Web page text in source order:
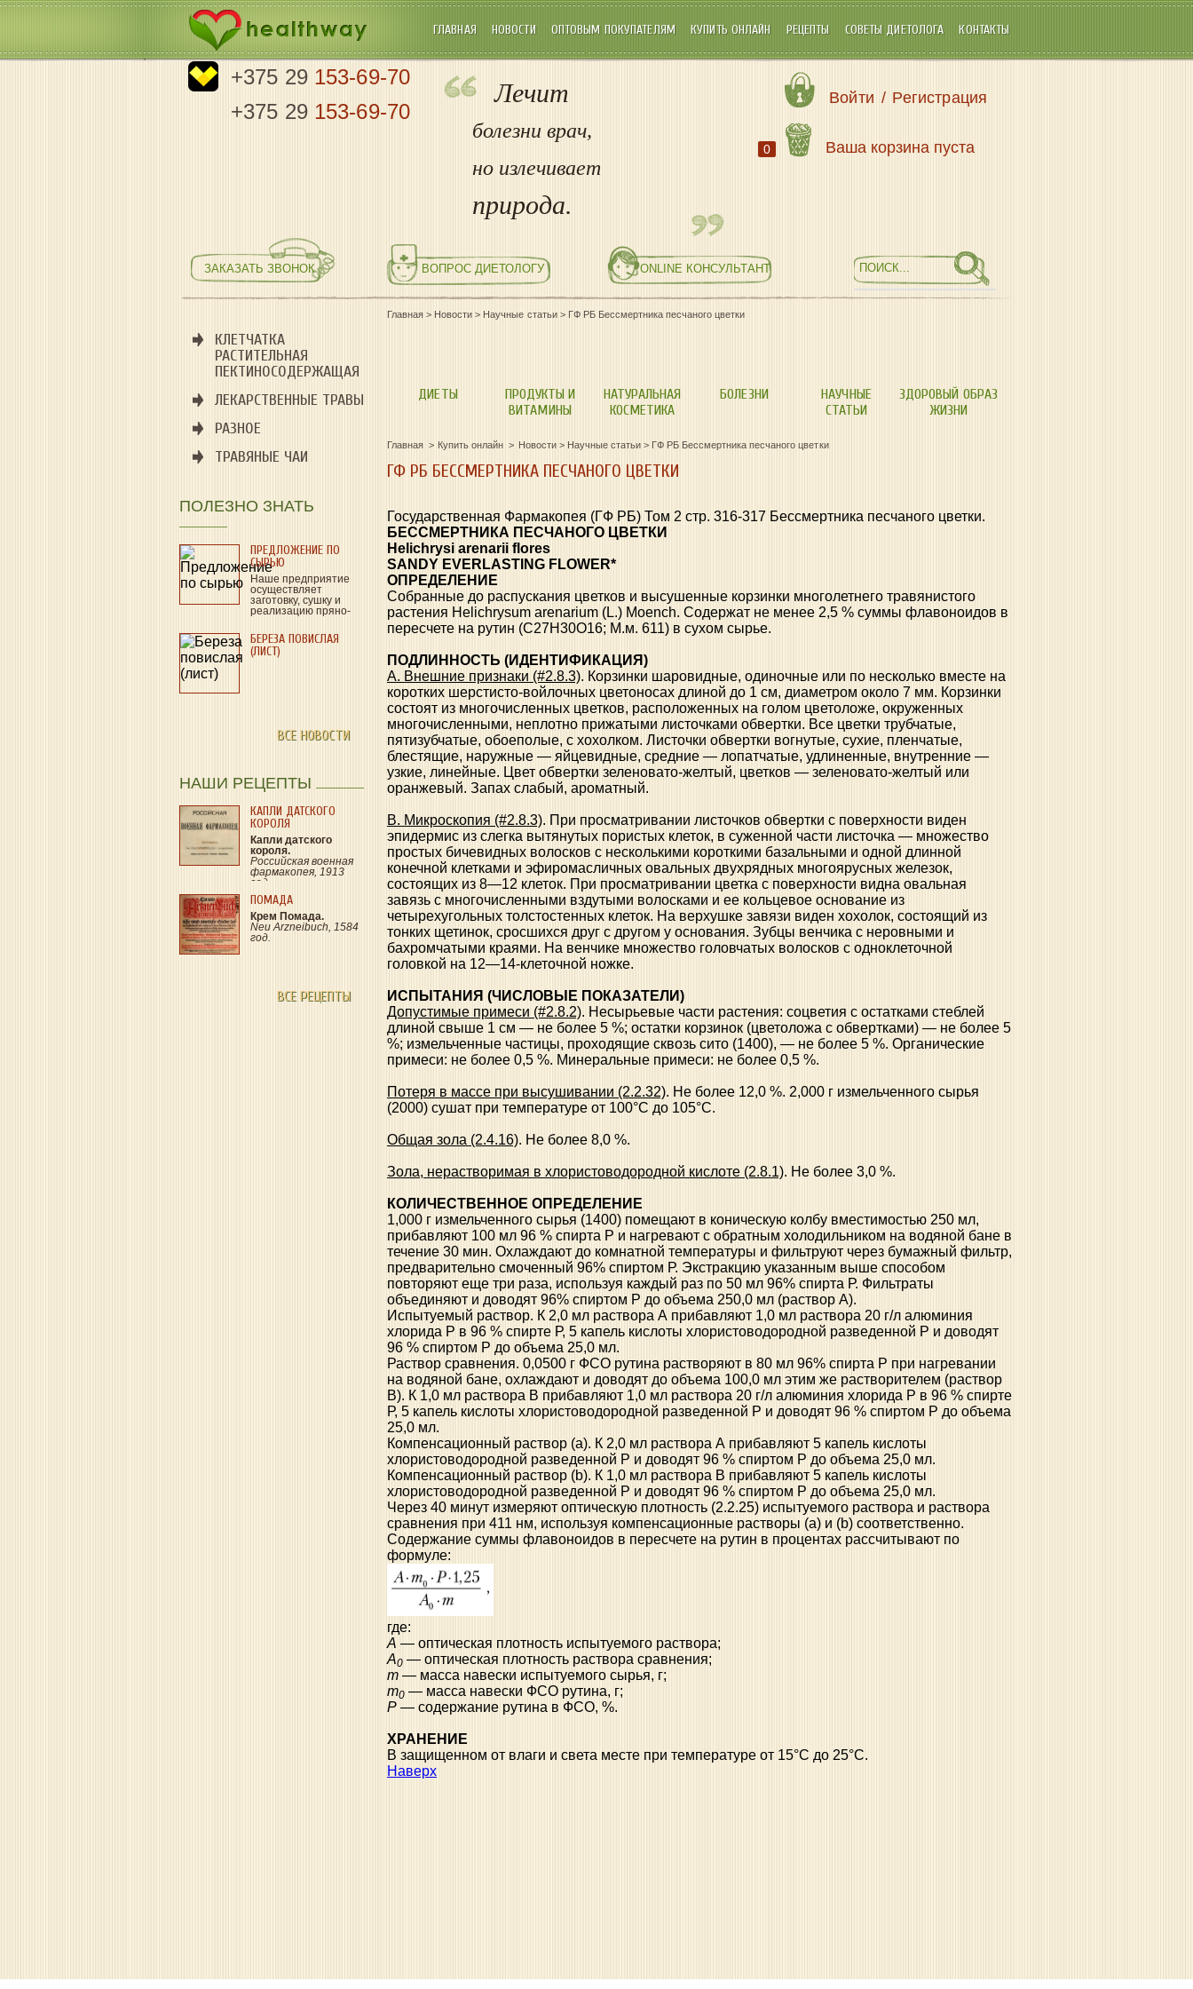
ГЛАВНАЯ НОВОСТИ ОПТОВЫМ ПОКУПАТЕЛЯМ КУПИТЬ ОНЛАЙН РЕЦЕПТЫ СОВЕТЫ ДИЕТОЛОГА КОНТАКТЫ
+375 29 153-69-70
+375 29 153-69-70
Лечит
болезни врач,
но излечивает
природа.
Войти / Регистрация
0 Ваша корзина пуста
ЗАКАЗАТЬ ЗВОНОК ВОПРОС ДИЕТОЛОГУ ONLINE КОНСУЛЬТАНТ
КЛЕТЧАТКА
РАСТИТЕЛЬНАЯ
ПЕКТИНОСОДЕРЖАЩАЯ
ЛЕКАРСТВЕННЫЕ ТРАВЫ
РАЗНОЕ
ТРАВЯНЫЕ ЧАИ
ПОЛЕЗНО ЗНАТЬ
ПРЕДЛОЖЕНИЕ ПО
СЫРЬЮ
Наше предприятие
осуществляет
заготовку, сушку и
реализацию пряно-
лекарственного…
БЕРЕЗА ПОВИСЛАЯ
(ЛИСТ)
ВСЕ НОВОСТИ
НАШИ РЕЦЕПТЫ
КАПЛИ ДАТСКОГО
КОРОЛЯ
Капли датского
короля.
Российская военная
фармакопея, 1913
год.
ПОМАДА
Крем Помада.
Neu Arzneibuch, 1584
год.
ВСЕ РЕЦЕПТЫ
Главная> Новости> Научные статьи > ГФ РБ Бессмертника песчаного цветки
ДИЕТЫ
ПРОДУКТЫ И
ВИТАМИНЫ
НАТУРАЛЬНАЯ
КОСМЕТИКА
БОЛЕЗНИ
НАУЧНЫЕ
СТАТЬИ
ЗДОРОВЫЙ ОБРАЗ
ЖИЗНИ
Главная Купить онлайн Новости > Научные статьи > ГФ РБ Бессмертника песчаного цветки
ГФ РБ БЕССМЕРТНИКА ПЕСЧАНОГО ЦВЕТКИ
Государственная Фармакопея (ГФ РБ) Том 2 стр. 316-317 Бессмертника песчаного цветки.
БЕССМЕРТНИКА ПЕСЧАНОГО ЦВЕТКИ
Helichrysi arenarii flores
SANDY EVERLASTING FLOWER*
ОПРЕДЕЛЕНИЕ
Собранные до распускания цветков и высушенные корзинки многолетнего травянистого
растения Helichrysum arenarium (L.) Moench. Содержат не менее 2,5 % суммы флавоноидов в
пересчете на рутин (С27Н30О16; М.м. 611) в сухом сырье.
ПОДЛИННОСТЬ (ИДЕНТИФИКАЦИЯ)
A. Внешние признаки (#2.8.3). Корзинки шаровидные, одиночные или по несколько вместе на
коротких шерстисто-войлочных цветоносах длиной до 1 см, диаметром около 7 мм. Корзинки
состоят из многочисленных цветков, расположенных на голом цветоложе, окруженных
многочисленными, неплотно прижатыми листочками обвертки. Все цветки трубчатые,
пятизубчатые, обоеполые, с хохолком. Листочки обвертки вогнутые, сухие, пленчатые,
блестящие, наружные — яйцевидные, средние — лопатчатые, удлиненные, внутренние —
узкие, линейные. Цвет обвертки зеленовато-желтый, цветков — зеленовато-желтый или
оранжевый. Запах слабый, ароматный.
B. Микроскопия (#2.8.3). При просматривании листочков обвертки с поверхности виден
эпидермис из слегка вытянутых пористых клеток, в суженной части листочка — множество
простых бичевидных волосков с несколькими короткими базальными и одной длинной
конечной клетками и эфиромасличных овальных двухрядных многоярусных железок,
состоящих из 8—12 клеток. При просматривании цветка с поверхности видна овальная
завязь с многочисленными вздутыми волосками и ее кольцевое основание из
четырехугольных толстостенных клеток. На верхушке завязи виден хохолок, состоящий из
тонких щетинок, сросшихся друг с другом у основания. Зубцы венчика с неровными и
бахромчатыми краями. На венчике множество головчатых волосков с одноклеточной
головкой на 12—14-клеточной ножке.
ИСПЫТАНИЯ (ЧИСЛОВЫЕ ПОКАЗАТЕЛИ)
Допустимые примеси (#2.8.2). Несырьевые части растения: соцветия с остатками стеблей
длиной свыше 1 см — не более 5 %; остатки корзинок (цветоложа с обвертками) — не более 5
%; измельченные частицы, проходящие сквозь сито (1400), — не более 5 %. Органические
примеси: не более 0,5 %. Минеральные примеси: не более 0,5 %.
Потеря в массе при высушивании (2.2.32). Не более 12,0 %. 2,000 г измельченного сырья
(2000) сушат при температуре от 100°С до 105°С.
Общая зола (2.4.16). Не более 8,0 %.
Зола, нерастворимая в хлористоводородной кислоте (2.8.1). Не более 3,0 %.
КОЛИЧЕСТВЕННОЕ ОПРЕДЕЛЕНИЕ
1,000 г измельченного сырья (1400) помещают в коническую колбу вместимостью 250 мл,
прибавляют 100 мл 96 % спирта Р и нагревают с обратным холодильником на водяной бане в
течение 30 мин. Охлаждают до комнатной температуры и фильтруют через бумажный фильтр,
предварительно смоченный 96% спиртом Р. Экстракцию указанным выше способом
повторяют еще три раза, используя каждый раз по 50 мл 96% спирта Р. Фильтраты
объединяют и доводят 96% спиртом Р до объема 250,0 мл (раствор А).
Испытуемый раствор. К 2,0 мл раствора А прибавляют 1,0 мл раствора 20 г/л алюминия
хлорида Р в 96 % спирте Р, 5 капель кислоты хлористоводородной разведенной Р и доводят
96 % спиртом Р до объема 25,0 мл.
Раствор сравнения. 0,0500 г ФСО рутина растворяют в 80 мл 96% спирта Р при нагревании
на водяной бане, охлаждают и доводят до объема 100,0 мл этим же растворителем (раствор
В). К 1,0 мл раствора В прибавляют 1,0 мл раствора 20 г/л алюминия хлорида Р в 96 % спирте
Р, 5 капель кислоты хлористоводородной разведенной Р и доводят 96 % спиртом Р до объема
25,0 мл.
Компенсационный раствор (а). К 2,0 мл раствора А прибавляют 5 капель кислоты
хлористоводородной разведенной Р и доводят 96 % спиртом Р до объема 25,0 мл.
Компенсационный раствор (b). К 1,0 мл раствора В прибавляют 5 капель кислоты
хлористоводородной разведенной Р и доводят 96 % спиртом Р до объема 25,0 мл.
Через 40 минут измеряют оптическую плотность (2.2.25) испытуемого раствора и раствора
сравнения при 411 нм, используя компенсационные растворы (а) и (b) соответственно.
Содержание суммы флавоноидов в пересчете на рутин в процентах рассчитывают по
формуле:
где:
А — оптическая плотность испытуемого раствора;
А0 — оптическая плотность раствора сравнения;
m — масса навески испытуемого сырья, г;
m0 — масса навески ФСО рутина, г;
Р — содержание рутина в ФСО, %.
ХРАНЕНИЕ
В защищенном от влаги и света месте при температуре от 15°С до 25°С.
Наверх